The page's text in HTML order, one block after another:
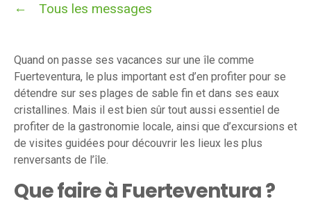
Tous les messages
Quand on passe ses vacances sur une île comme
Fuerteventura, le plus important est d’en profiter pour se
détendre sur ses plages de sable fin et dans ses eaux
cristallines. Mais il est bien sûr tout aussi essentiel de
profiter de la gastronomie locale, ainsi que d’excursions et
de visites guidées pour découvrir les lieux les plus
renversants de l’île.
Que faire à Fuerteventura ?